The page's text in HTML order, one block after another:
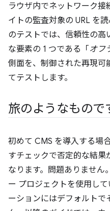
ラウザ内でネットワーク
イトの監査対象の URL を
のテストでは、信頼性の
な要素の 1 つである「オフ
側面を、制御された再現可
てテストします。
旅のようなもので
初めて CMS を導入する場
すチェックで否定的な結果
なります。問題ありません
ー プロジェクトを使用し
ーションにはデフォルトで